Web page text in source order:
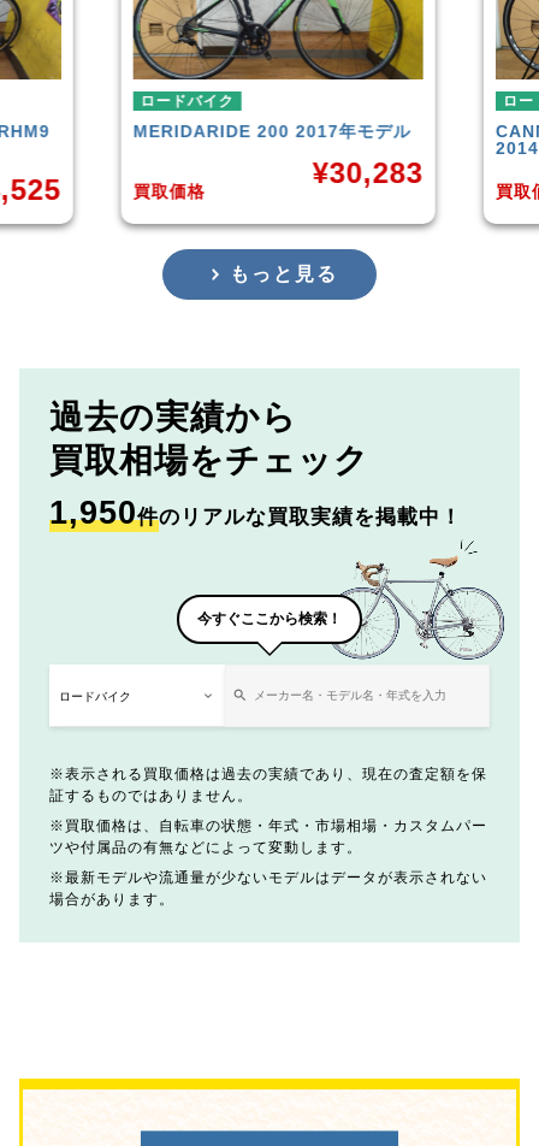
ロードバイク
MERIDARIDE 200 2017年モデル
買取価格
¥30,283
ロー
2014
買取
もっと見る
過去の実績から
買取相場をチェック
1,950件のリアルな買取実績を掲載中！
今すぐここから検索！
表示される買取価格は過去の実績であり、現在の査定額を保
証するものではありません。
買取価格は、自転車の状態・年式・市場相場・カスタムパー
ツや付属品の有無などによって変動します。
最新モデルや流通量が少ないモデルはデータが表示されない
場合があります。